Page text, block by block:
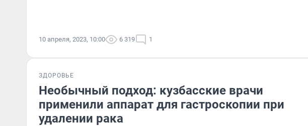
10 апреля, 2023, 10:00 6 319 1
ЗДОРОВЬЕ
Необычный подход: кузбасские врачи
применили аппарат для гастроскопии при
удалении рака